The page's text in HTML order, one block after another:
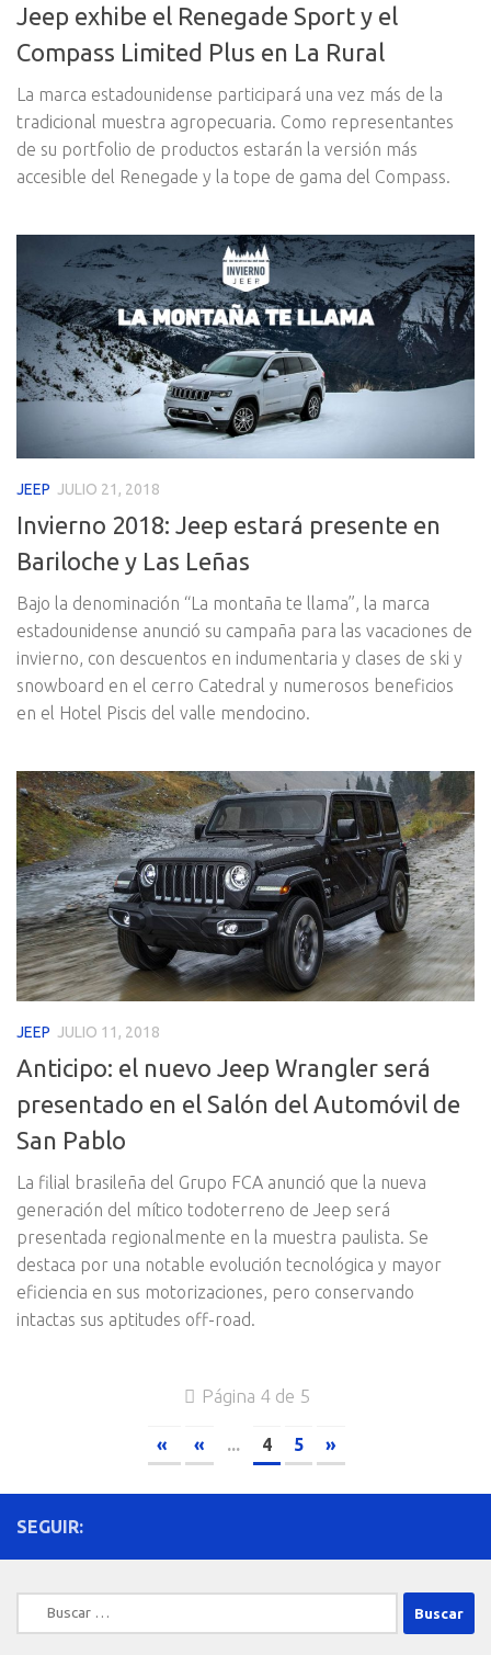
Jeep exhibe el Renegade Sport y el
Compass Limited Plus en La Rural
La marca estadounidense participará una vez más de la
tradicional muestra agropecuaria. Como representantes
de su portfolio de productos estarán la versión más
accesible del Renegade y la tope de gama del Compass.
JEEP JULIO 21, 2018
Invierno 2018: Jeep estará presente en
Bariloche y Las Leñas
Bajo la denominación “La montaña te llama”, la marca
estadounidense anunció su campaña para las vacaciones de
invierno, con descuentos en indumentaria y clases de ski y
snowboard en el cerro Catedral y numerosos beneficios
en el Hotel Piscis del valle mendocino.
JEEP JULIO 11, 2018
Anticipo: el nuevo Jeep Wrangler será
presentado en el Salón del Automóvil de
San Pablo
La filial brasileña del Grupo FCA anunció que la nueva
generación del mítico todoterreno de Jeep será
presentada regionalmente en la muestra paulista. Se
destaca por una notable evolución tecnológica y mayor
eficiencia en sus motorizaciones, pero conservando
intactas sus aptitudes off-road.
Página 4 de 5
« « ... 4 5 »
SEGUIR:
Buscar: